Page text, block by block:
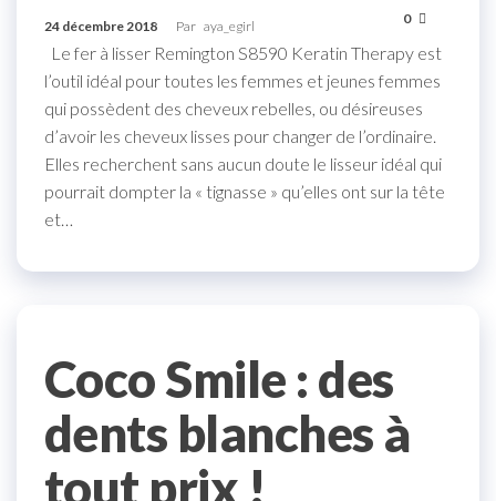
24 décembre 2018 Par aya_egirl 0
Le fer à lisser Remington S8590 Keratin Therapy est
l’outil idéal pour toutes les femmes et jeunes femmes
qui possèdent des cheveux rebelles, ou désireuses
d’avoir les cheveux lisses pour changer de l’ordinaire.
Elles recherchent sans aucun doute le lisseur idéal qui
pourrait dompter la « tignasse » qu’elles ont sur la tête
et…
Coco Smile : des
dents blanches à
tout prix !